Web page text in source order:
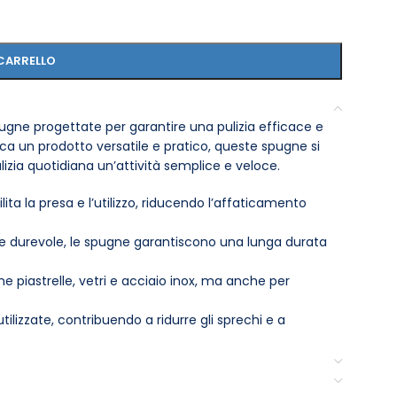
progettate per garantire una pulizia efficace e
un prodotto versatile e pratico, queste spugne si
quotidiana un’attività semplice e veloce.
la presa e l’utilizzo, riducendo l’affaticamento
durevole, le spugne garantiscono una lunga durata
piastrelle, vetri e acciaio inox, ma anche per
contribuendo a ridurre gli sprechi e a